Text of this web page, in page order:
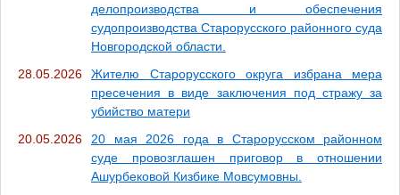
делопроизводства и обеспечения
судопроизводства Старорусского районного суда
Новгородской области.
28.05.2026
Жителю Старорусского округа избрана мера
пресечения в виде заключения под стражу за
убийство матери
20.05.2026
20 мая 2026 года в Старорусском районном
суде провозглашен приговор в отношении
Ашурбековой Кизбике Мовсумовны.